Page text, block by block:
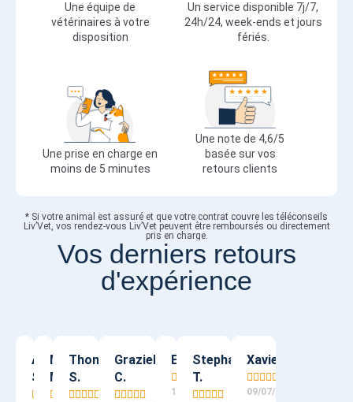
Une équipe de
vétérinaires à votre
disposition
Un service disponible 7j/7,
24h/24, week-ends et jours
fériés.
Une prise en charge en
moins de 5 minutes
Une note de 4,6/5
basée sur vos
retours clients
* Si votre animal est assuré et que votre contrat couvre les téléconseils
Liv’Vet, vos rendez-vous Liv’Vet peuvent être remboursés ou directement
pris en charge.
Vos derniers retours
d'expérience
Amandine
S.
 
Mathieu
M.
  
Thomas
S.
    
Graziella
C.
    
Eve M.
 
10/07/2026
Stephanie
T.
    
Xavier F.
    
09/07/2026